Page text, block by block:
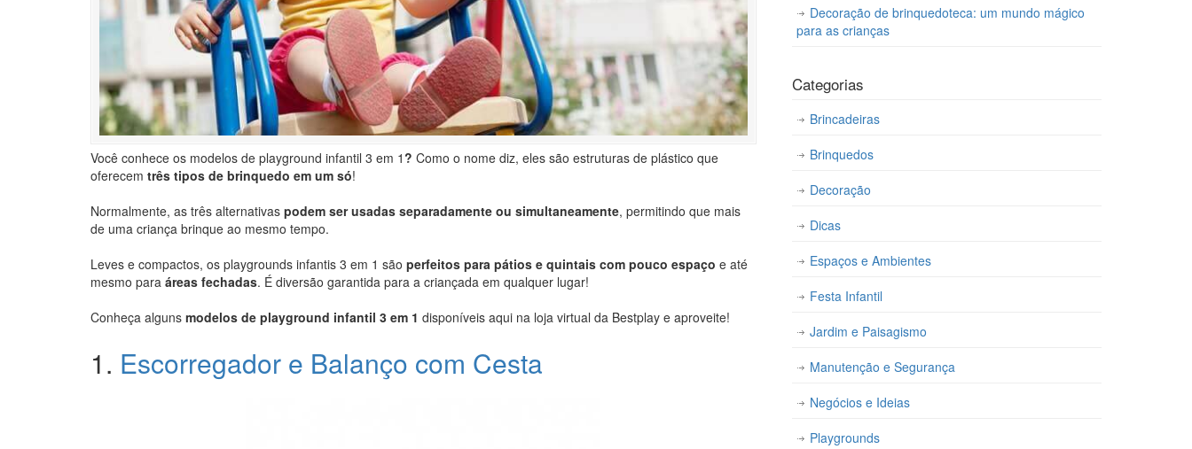
Você conhece os modelos de playground infantil 3 em 1 ? Como o nome diz, eles são estruturas de plástico que
oferecem três tipos de brinquedo em um só!
Normalmente, as três alternativas podem ser usadas separadamente ou simultaneamente, permitindo que mais
de uma criança brinque ao mesmo tempo.
Leves e compactos, os playgrounds infantis 3 em 1 são perfeitos para pátios e quintais com pouco espaço e até
mesmo para áreas fechadas. É diversão garantida para a criançada em qualquer lugar!
Conheça alguns modelos de playground infantil 3 em 1 disponíveis aqui na loja virtual da Bestplay e aproveite!
1. Escorregador e Balanço com Cesta
Decoração de brinquedoteca: um mundo mágico
para as crianças
Categorias
Brincadeiras
Brinquedos
Decoração
Dicas
Espaços e Ambientes
Festa Infantil
Jardim e Paisagismo
Manutenção e Segurança
Negócios e Ideias
Playgrounds